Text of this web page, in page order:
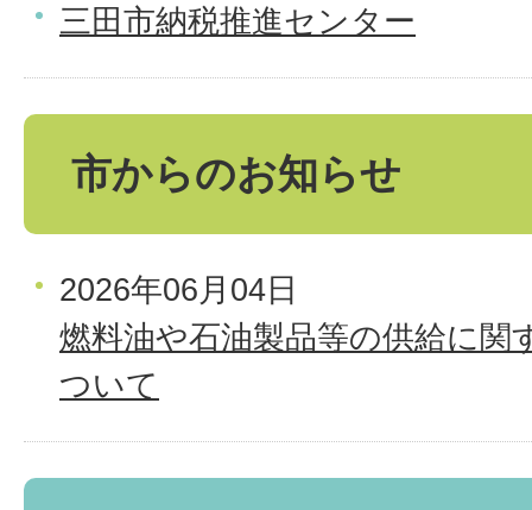
三田市納税推進センター
市からのお知らせ
2026年06月04日
燃料油や石油製品等の供給に関
ついて